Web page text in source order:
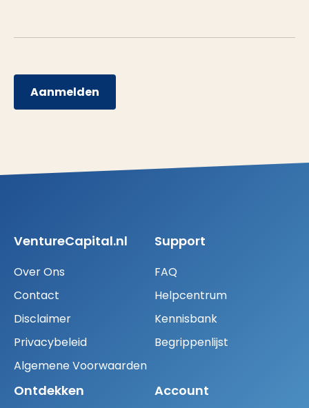
Aanmelden
VentureCapital.nl
Over Ons
Contact
Disclaimer
Privacybeleid
Algemene Voorwaarden
Support
FAQ
Helpcentrum
Kennisbank
Begrippenlijst
Ontdekken Account